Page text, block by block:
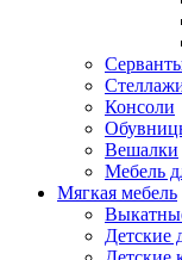
Консоли
Вешалки
Мебель
Мягкая мебель
Детские